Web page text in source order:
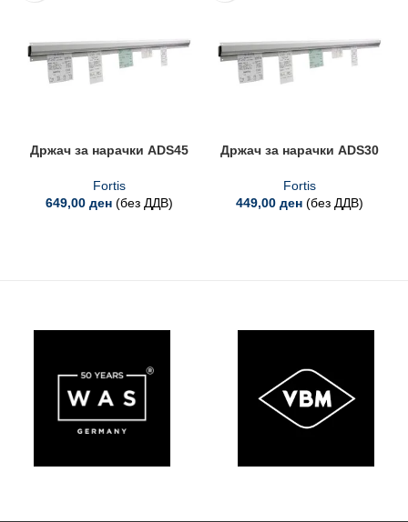
Држач за нарачки ADS45
Fortis
649,00 ден (без ДДВ)
Држач за нарачки ADS30
Fortis
449,00 ден (без ДДВ)